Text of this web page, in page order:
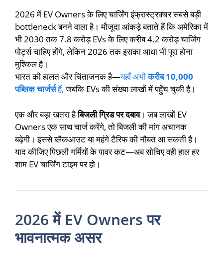
2026 में EV Owners के लिए चार्जिंग इंफ्रास्ट्रक्चर सबसे बड़ी
bottleneck बनने वाला है। मौजूदा आंकड़े बताते हैं कि अमेरिका में
भी 2030 तक 7.8 करोड़ EVs के लिए करीब 4.2 करोड़ चार्जिंग
पोर्ट्स चाहिए होंगे, लेकिन 2026 तक इसका आधा भी पूरा होना
मुश्किल है।
भारत की हालत और चिंताजनक है—यहाँ अभीकरीब 10,000
पब्लिक चार्जर्सहैं,जबकि EVs की संख्या लाखों में पहुँच चुकी है।
एक और बड़ा खतरा हैबिजली ग्रिड पर दबाव। जब लाखों EV
Owners एक साथ चार्ज करेंगे, तो बिजली की मांग अचानक
बढ़ेगी। इससे ब्लैकआउट या महंगे टैरिफ की नौबत आ सकती है।
याद कीजिए पिछली गर्मियों के पावर कट—अब सोचिए वही हाल हर
शाम EV चार्जिंग टाइम पर हो।
2026 में EV Owners पर
भावनात्मक असर